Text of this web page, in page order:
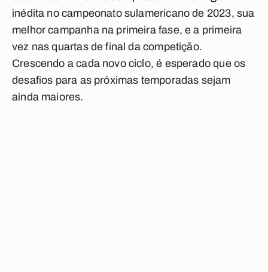
inédita no campeonato sulamericano de 2023, sua
melhor campanha na primeira fase, e a primeira
vez nas quartas de final da competição.
Crescendo a cada novo ciclo, é esperado que os
desafios para as próximas temporadas sejam
ainda maiores.